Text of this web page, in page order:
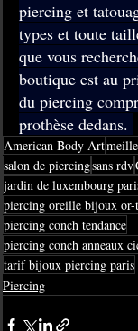
piercing et
types et toute
que vous
boutique est au
du piercing
prothèse dedans.
American Body Art
salon de piercingsans rdv
jardin de luxembourg
piercing oreille bijoux or-
piercing conch tendance
piercing conch anneaux
tarif bijoux piercing paris
Piercing